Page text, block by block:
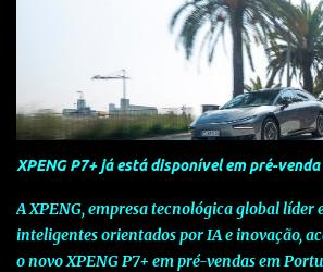
XPENG P7+ já está disponível em pré-
A XPENG, empresa tecnológica global líder
inteligentes orientados por IA e inovação,
o novo XPENG P7+ em pré-vendas em